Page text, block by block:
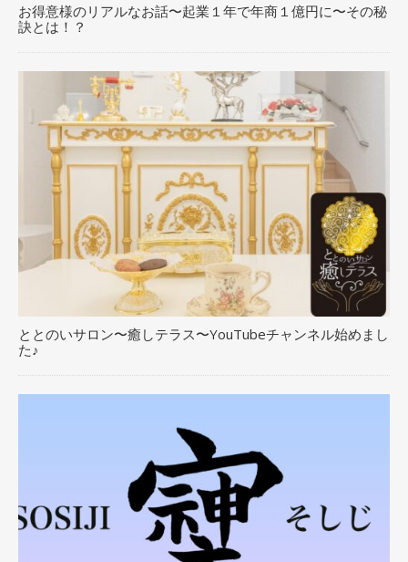
お得意様のリアルなお話〜起業１年で年商１億円に〜その秘
訣とは！？
ととのいサロン〜癒しテラス〜YouTubeチャンネル始めまし
た♪